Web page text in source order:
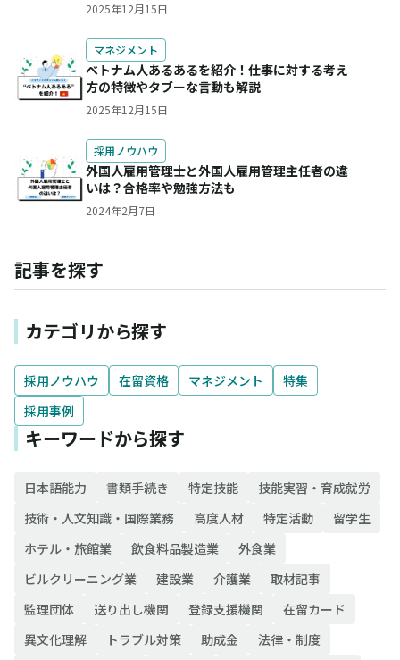
2025年12月15日
マネジメント
ベトナム人あるあるを紹介！仕事に対する考え
方の特徴やタブーな言動も解説
2025年12月15日
採用ノウハウ
外国人雇用管理士と外国人雇用管理主任者の違
いは？合格率や勉強方法も
2024年2月7日
記事を探す
カテゴリから探す
採用ノウハウ 在留資格 マネジメント
特集
採用事例
キーワードから探す
日本語能力 書類手続き 特定技能
技能実習・育成就労
技術・人文知識・国際業務
高度人材 特定活動
留学生
ホテル・旅館業
飲食料品製造業
外食業
ビルクリーニング業
建設業 介護業
取材記事
監理団体
送り出し機関 登録支援機関
在留カード
異文化理解
トラブル対策 助成金
法律・制度